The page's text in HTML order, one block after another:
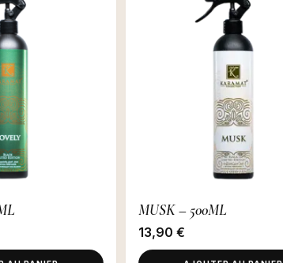
MUSK – 500ML
13,90 €